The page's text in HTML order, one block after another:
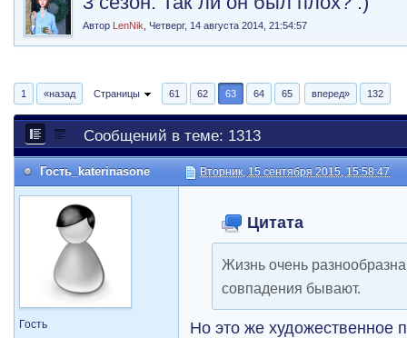
Автор LenNik ,Четверг, 14 августа 2014, 21:54:57
1 «назад Страницы 61 62 63 64 65 вперед» 132
Сообщений в теме: 1313
Гость_katerinasone Вторник, 15 сентября 2015, 15:58:47
Гость
Цитата
Жизнь очень
совпадения бывают.
Но это же художественное